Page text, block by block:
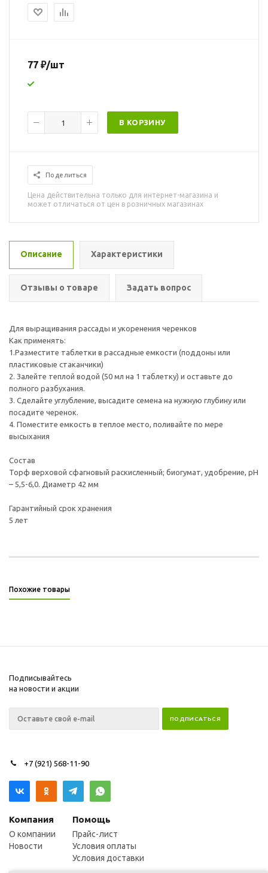
77 ₽/шт
В КОРЗИНУ
Поделиться
Цена действительна только для интернет-магазина и
может отличаться от цен в розничных магазинах
Описание Характеристики
Отзывы о товаре Задать вопрос
Для выращивания рассады и укоренения черенков
Как применять:
1.Разместите таблетки в рассадные емкости (поддоны или
пластиковые стаканчики)
2. Залейте теплой водой (50 мл на 1 таблетку) и оставьте до
полного разбухания.
3. Сделайте углубление, высадите семена на нужную глубину или
посадите черенок.
4. Поместите емкость в теплое место, поливайте по мере
высыхания
Состав
Торф верховой сфагновый раскисленный; биогумат, удобрение, pH
– 5,5-6,0. Диаметр 42 мм
Гарантийный срок хранения
5 лет
Похожие товары
Подписывайтесь
на новости и акции
+7 (921) 568-11-90
Компания
О компании
Новости
Помощь
Прайс-лист
Условия оплаты
Условия доставки